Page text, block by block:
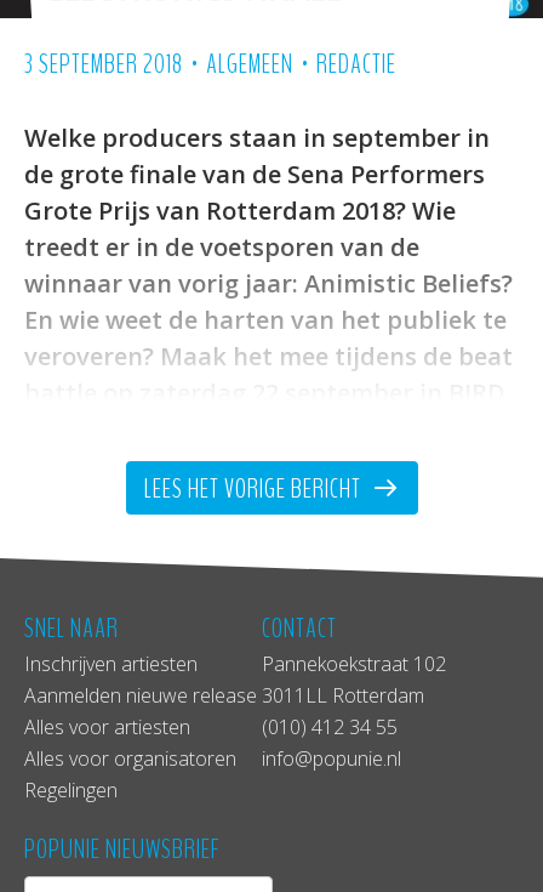
3 SEPTEMBER 2018 • ALGEMEEN • REDACTIE
Welke producers staan in september in
de grote finale van de Sena Performers
Grote Prijs van Rotterdam 2018? Wie
treedt er in de voetsporen van de
winnaar van vorig jaar: Animistic Beliefs?
En wie weet de harten van het publiek te
veroveren? Maak het mee tijdens de beat
Benieuwd naar wat je ongeveer van de
finalisten en finale kunt verwachten? Lees
hier alles over de vijf acts en hoe die tijdens
de beat battle met elkaar de strijd aangaan:
LEES HET VORIGE BERICHT
SNEL NAAR
Inschrijven artiesten
Aanmelden nieuwe release
Alles voor artiesten
Alles voor organisatoren
Regelingen
CONTACT
Pannekoekstraat 102
3011LL Rotterdam
(010) 412 34 55
info@popunie.nl
POPUNIE NIEUWSBRIEF